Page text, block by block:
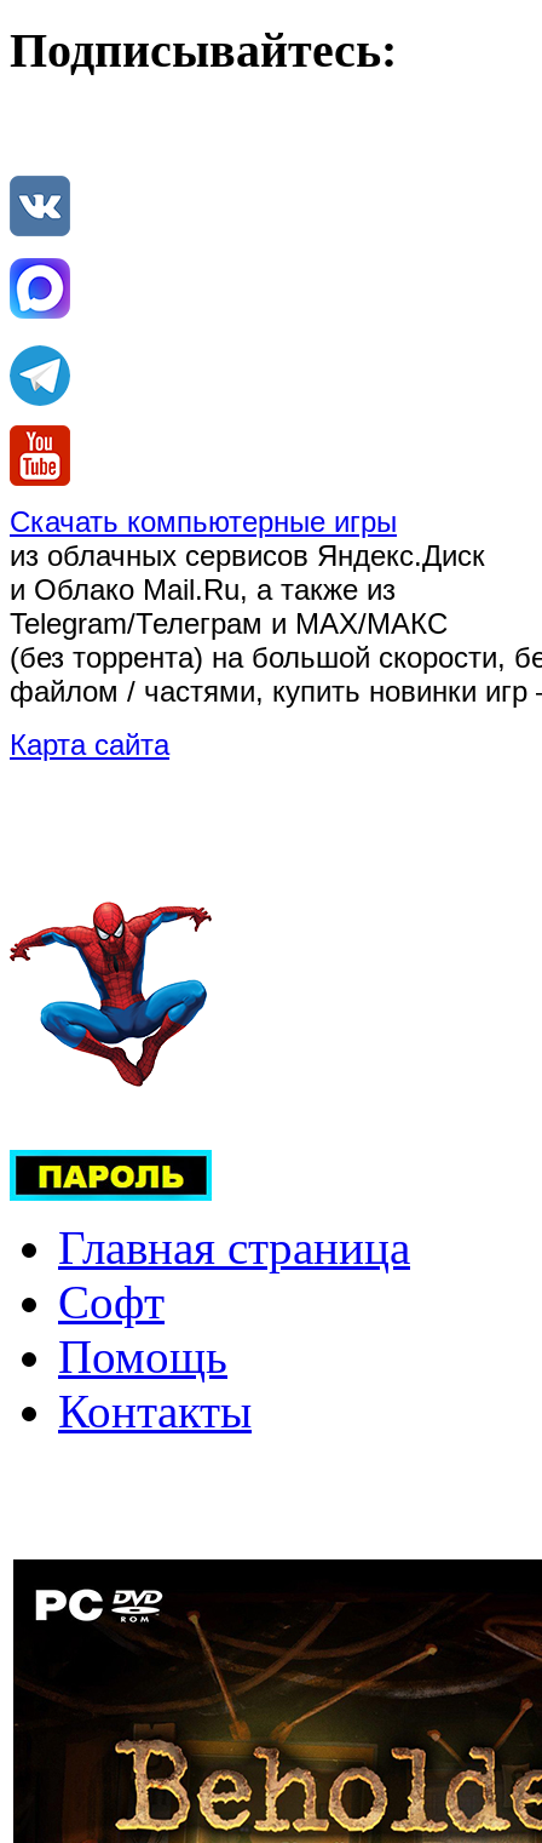
Подписывайтесь:
Скачать компьютерные игры
из облачных сервисов Яндекс.Диск
и Облако Mail.Ru, а также из
Telegram/Телеграм и MAX/МАКС
(без торрента) на большой скорости,
файлом / частями, купить новинки
Карта сайта
Главная страница
Софт
Помощь
Контакты